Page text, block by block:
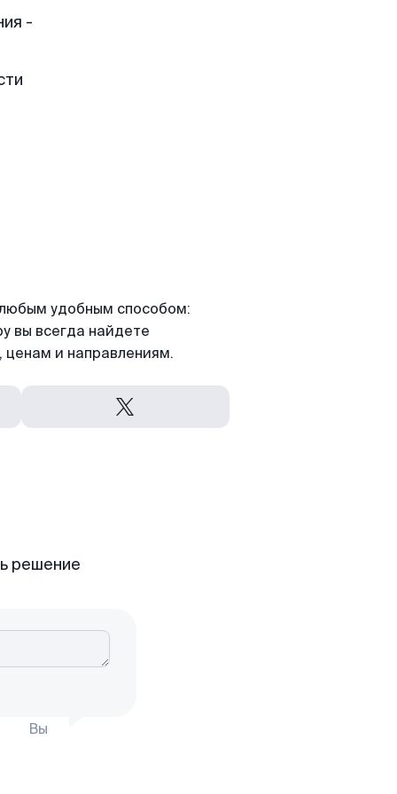
-
удобным способом:
вы всегда найдете
и направлениям.
решение
Вы